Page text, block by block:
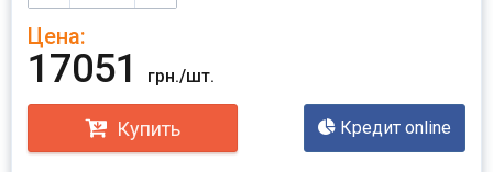
Цена:
17051 грн./шт.
Купить Кредит online